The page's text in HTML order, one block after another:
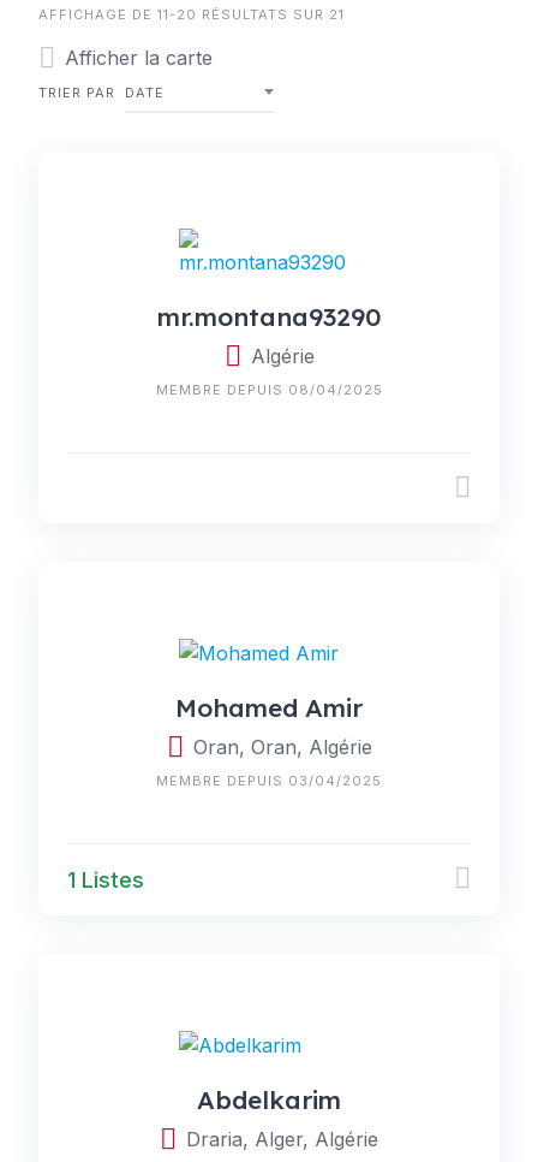
AFFICHAGE DE 11-20 RÉSULTATS SUR 21
Afficher la carte
TRIER PAR DATE
mr.montana93290
Algérie
MEMBRE DEPUIS 08/04/2025
Mohamed Amir
Oran, Oran, Algérie
MEMBRE DEPUIS 03/04/2025
1 Listes
Abdelkarim
Draria, Alger, Algérie